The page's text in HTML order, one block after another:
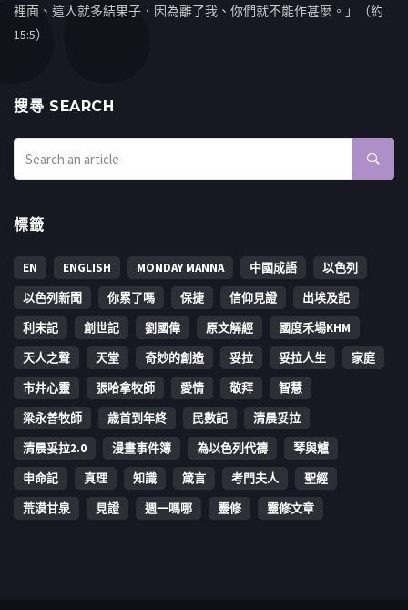
裡面、這人就多結果子．因為離了我、你們就不能作甚麼。」（約
15:5）
搜㝷 SEARCH
標籤
EN ENGLISH MONDAY MANNA 中國成語
以色列
以色列新聞
你累了嗎 保捷 信仰見證
出埃及記
利未記
創世記 劉國偉 原文解經
國度禾場KHM
天人之聲
天堂 奇妙的創造 妥拉 妥拉人生
家庭
市井心靈
張哈拿牧師 愛情 敬拜
智慧
梁永善牧師
歳首到年終 民數記
清晨妥拉
清晨妥拉2.0
漫畫事件簿 為以色列代禱
琴與爐
申命記
真理 知識 箴言 考門夫人
聖經
荒漠甘泉
見證 週一嗎哪 靈修 靈修文章